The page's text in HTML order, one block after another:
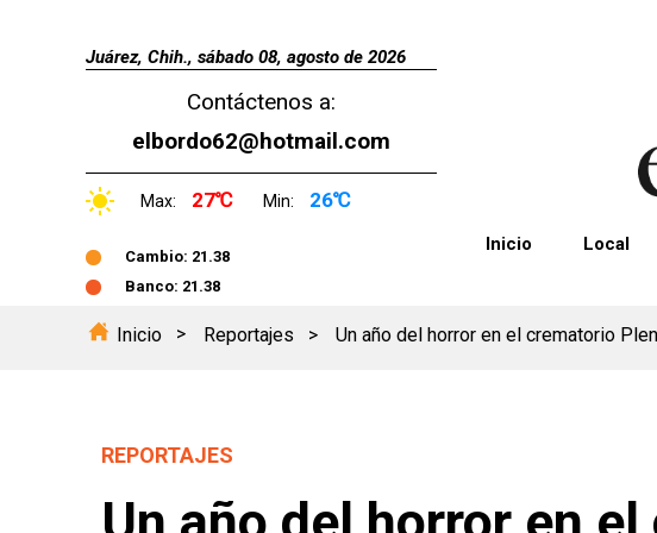
Juárez, Chih., sábado 08, agosto de 2026
Contáctenos a:
elbordo62@hotmail.com
Max: 27℃ Min: 26℃
Cambio: 21.38
Banco: 21.38
Inicio Local
Inicio Reportajes Un año del horror en el crematorio
REPORTAJES